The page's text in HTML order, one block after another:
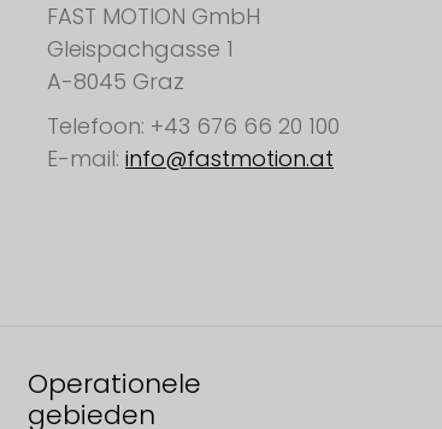
FAST MOTION GmbH
Gleispachgasse 1
A-8045 Graz
Telefoon: +43 676 66 20 100
E-mail: info@fastmotion.at
Operationele
gebieden